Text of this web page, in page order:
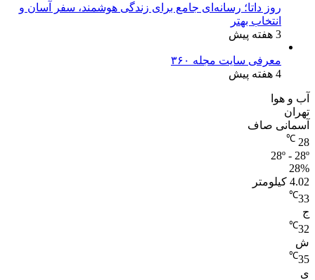
روز داتا؛ رسانه‌ای جامع برای زندگی هوشمند، سفر آسان و
انتخاب بهتر
3 هفته پیش
معرفی سایت مجله ۳۶۰
4 هفته پیش
آب و هوا
تهران
آسمانی صاف
28
℃
28º - 28º
28%
4.02 کیلومتر
33
℃
ج
32
℃
ش
35
℃
ی